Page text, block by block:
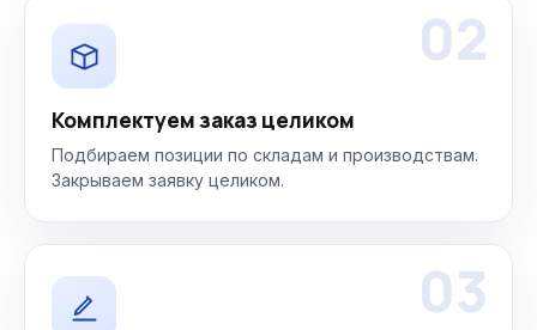
02
Комплектуем заказ целиком
Подбираем позиции по складам и производствам.
Закрываем заявку целиком.
03